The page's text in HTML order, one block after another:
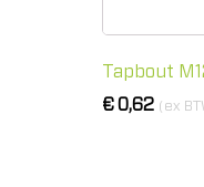
Tapbout
€0,62 (ex